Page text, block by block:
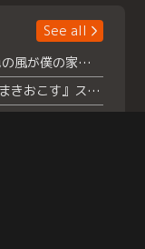
See all
浮所飛貴主演！ 【夏色の風が僕の家にやってきた】 本日よりテラサで独占配信スタート！
『夏色の雲が恋と嵐をまきおこす』スペシャルメイキング 【Part1】2026年７月18日（土）23時30分～配信スタート！話題のシーンの裏側を大公開！豪華キャスト大集合！ 『武宮家 真夏の家族会議』開催！